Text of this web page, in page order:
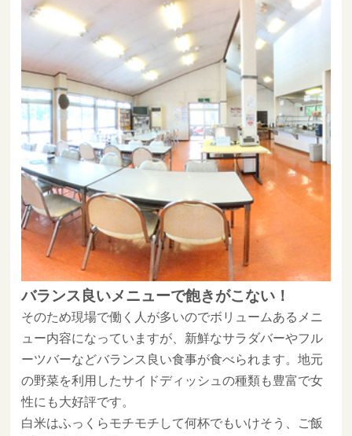
バランス良いメニューで飽きがこない！
そのため現場で働く人が多いのでボリュームあるメニ
ュー内容になっていますが、新鮮なサラダバーやフル
ーツバーなどバランス良い食事が食べられます。地元
の野菜を利用したサイドディッシュの種類も豊富で女
性にも大好評です。
白米はふっくらモチモチして何杯でもいけそう、ご飯